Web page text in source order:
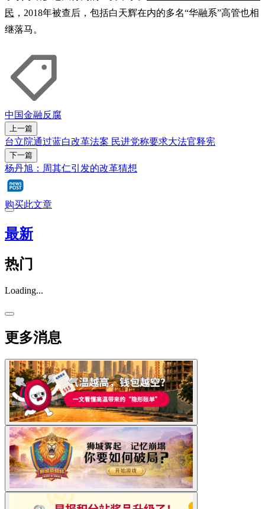
民 ，2018年被查后，包括白天辉在内的多名“华融系”高管也相
继落马。
中国金融反腐
上一篇
台立院通过蓝白改革法案 民进党称要求大法官释宪
下一篇
杨丹旭：周其仁引发的改革猜想
购买此文章
最新
热门
Loading...
更多消息